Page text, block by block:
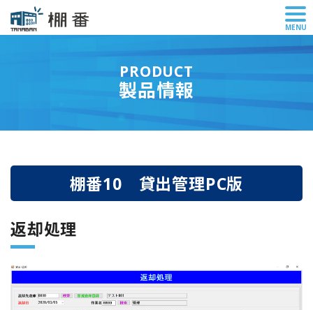
PRODUCT
製品情報
棚番10 貸出管理PC版
返却処理
メ
MENU